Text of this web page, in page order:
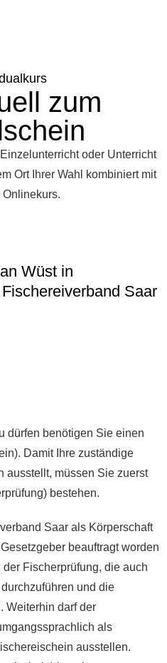
zum
oder Unterricht
Ort Ihrer Wahl kombiniert mit
Onlinekurs.
Wüst in
Saar
dürfen benötigen Sie einen
Damit Ihre zuständige
ausstellt, müssen Sie zuerst
bestehen.
Saar als Körperschaft
beauftragt worden
Fischerprüfung, die auch
und die
Weiterhin darf der
als
ausstellen.